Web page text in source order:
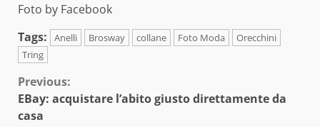
Foto by Facebook
Tags:
Anelli Brosway collane Foto Moda
Orecchini
Tring
Continue
Reading
Previous:
EBay: acquistare l’abito giusto direttamente da
casa